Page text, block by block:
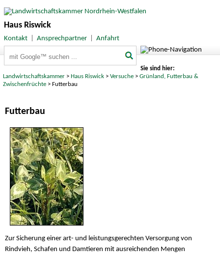
Haus Riswick
Kontakt| Ansprechpartner| Anfahrt
Sie sind hier:
Landwirtschaftskammer > Haus Riswick >Versuche >Grünland, Futterbau &
Zwischenfrüchte > Futterbau
Futterbau
Zur Sicherung einer art- und leistungsgerechten Versorgung von
Rindvieh, Schafen und Damtieren mit ausreichenden Mengen